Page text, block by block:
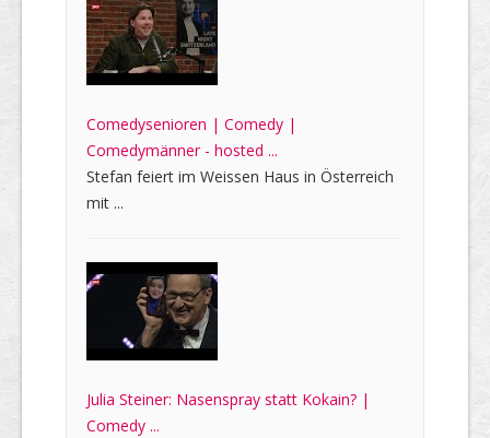
Comedysenioren | Comedy |
Comedymänner - hosted ...
Stefan feiert im Weissen Haus in Österreich
mit ...
Julia Steiner: Nasenspray statt Kokain? |
Comedy ...